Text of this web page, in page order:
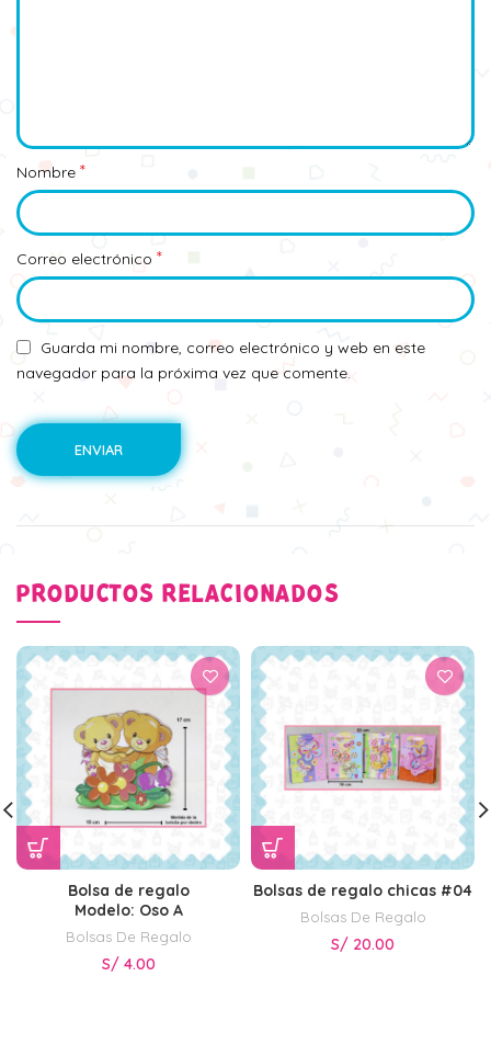
Nombre *
Correo electrónico *
Guarda mi nombre, correo electrónico y web en este
navegador para la próxima vez que comente.
PRODUCTOS RELACIONADOS
Bolsa de regalo
Modelo: Oso A
Bolsas De Regalo
S/ 4.00
Bolsas de regalo chicas #04
Bolsas De Regalo
S/ 20.00